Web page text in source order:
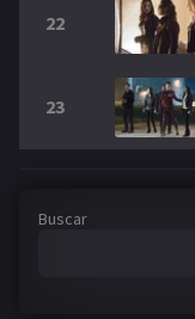
22
23
Buscar